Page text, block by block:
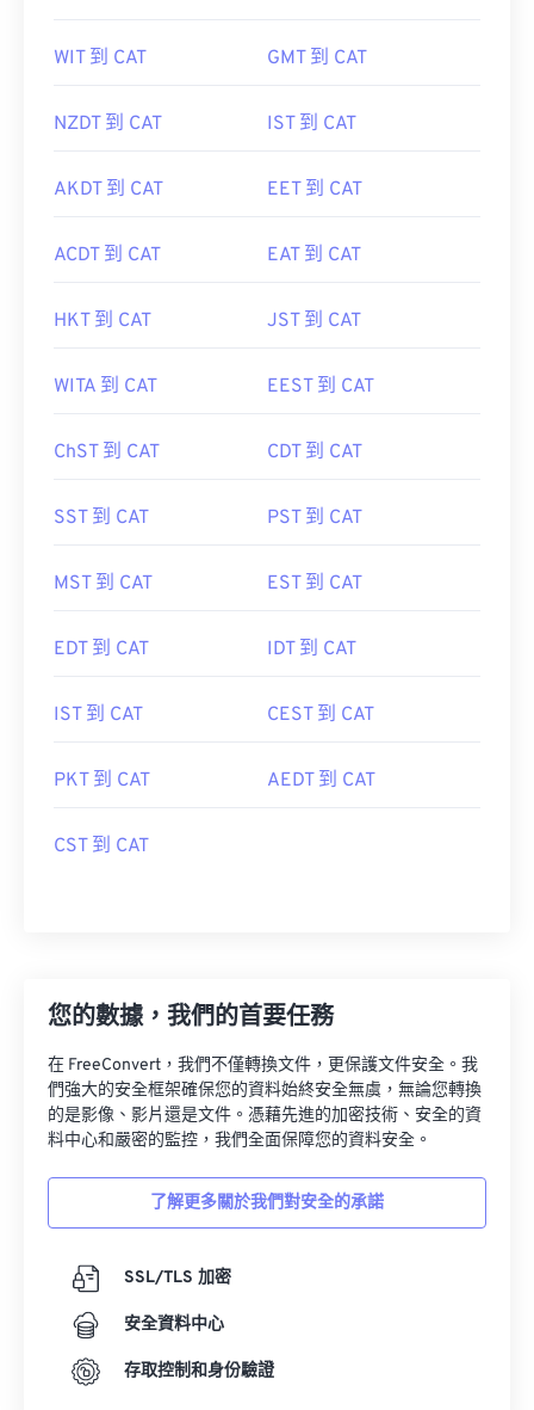
WIT 到 CAT GMT 到 CAT
NZDT 到 CAT IST 到 CAT
AKDT 到 CAT EET 到 CAT
ACDT 到 CAT EAT 到 CAT
HKT 到 CAT JST 到 CAT
WITA 到 CAT EEST 到 CAT
ChST 到 CAT CDT 到 CAT
SST 到 CAT PST 到 CAT
MST 到 CAT EST 到 CAT
EDT 到 CAT IDT 到 CAT
IST 到 CAT CEST 到 CAT
PKT 到 CAT AEDT 到 CAT
CST 到 CAT
您的數據，我們的首要任務
在 FreeConvert，我們不僅轉換文件，更保護文件安全。我
們強大的安全框架確保您的資料始終安全無虞，無論您轉換
的是影像、影片還是文件。憑藉先進的加密技術、安全的資
料中心和嚴密的監控，我們全面保障您的資料安全。
了解更多關於我們對安全的承諾
SSL/TLS 加密
安全資料中心
存取控制和身份驗證